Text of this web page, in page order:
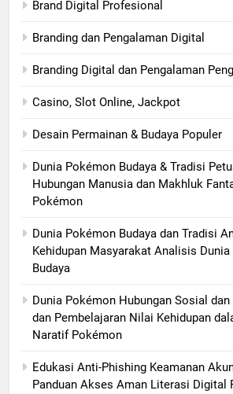
Brand Digital Profesional
Branding dan Pengalaman Digital
Branding Digital dan Pengalaman
Casino, Slot Online, Jackpot
Desain Permainan & Budaya Populer
Dunia Pokémon Budaya & Tradisi
Hubungan Manusia dan Makhluk
Pokémon
Dunia Pokémon Budaya dan Tradisi
Kehidupan Masyarakat Analisis
Budaya
Dunia Pokémon Hubungan Sosial
dan Pembelajaran Nilai Kehidupan
Naratif Pokémon
Edukasi Anti-Phishing Keamanan
Panduan Akses Aman Literasi Digital